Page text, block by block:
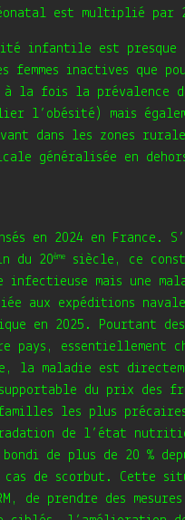
est multiplié par
infantile est presque
inactives que
fois la prévalence de
l’obésité) mais
dans les zones
généralisée en
en 2024 en France.
du 20ème
siècle, ce
infectieuse mais une
aux expéditions
en 2025. Pourtant
pays, essentiellement
la maladie est
du prix des
les plus
de l’état
de plus de 20 %
de scorbut. Cette
de prendre des